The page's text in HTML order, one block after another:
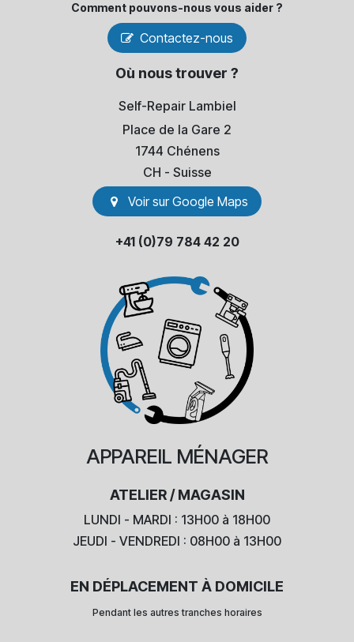
Comment pouvons-​nous vous aider ?
Contactez-nous
Où nous trouver ?
Self-Repair Lambiel
Place de la Gare 2
1744 Chénens
​CH - Suisse
Voir sur Go​​ogle Maps
+41 (0)79 784 42 20
APPAREIL MÉNAGER
ATELIER / MAGASIN
LUNDI - MARDI : 13H00 à 18H00
JEUDI - VENDREDI : 08H00 à 13H00
EN DÉPLACEMENT À DOMICILE
Pendant les autres tranches horaires